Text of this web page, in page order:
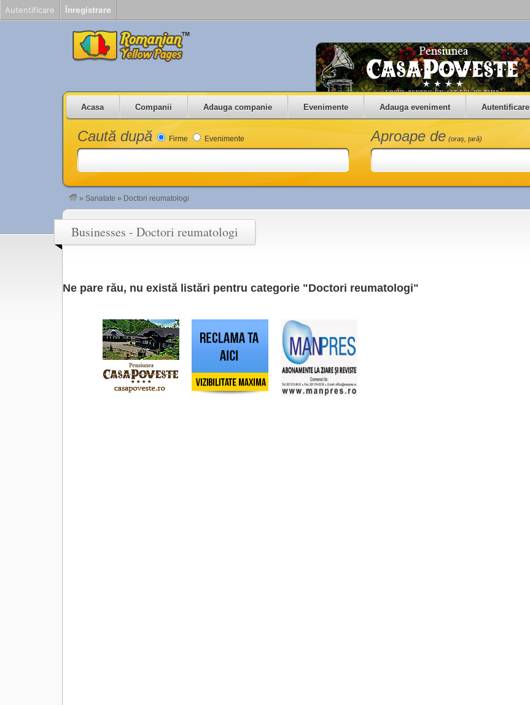
Acasa Companii Adauga companie Evenimente Adauga eveniment Autentificare
Caută după Firme Evenimente Aproape de (oraș, țară)
» Sanatate » Doctori reumatologi
Businesses - Doctori reumatologi
Ne pare rău, nu există listări pentru categorie "Doctori reumatologi"
Autentificare Înregistrare